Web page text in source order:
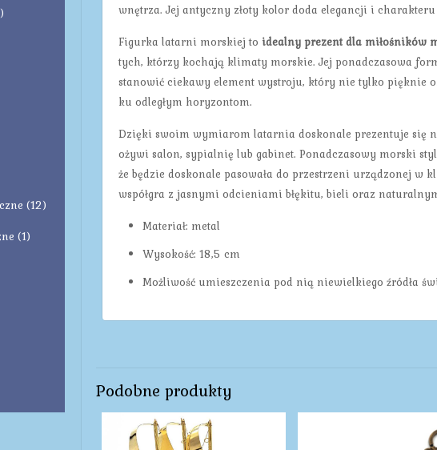
wnętrza. Jej antyczny złoty kolor doda elegancji i
Figurka latarni morskiej to idealny prezent dla miłośników
tych, którzy kochają klimaty morskie. Jej ponadczasowa
stanowić ciekawy element wystroju, który nie tylko pięknie
ku odległym horyzontom.
Dzięki swoim wymiarom latarnia doskonale prezentuje się
ożywi salon, sypialnię lub gabinet. Ponadczasowy morski
że będzie doskonale pasowała do przestrzeni urządzonej
współgra z jasnymi odcieniami błękitu, bieli oraz
Materiał: metal
Wysokość: 18,5 cm
Możliwość umieszczenia pod nią niewielkiego źródła
Podobne produkty
(12)
(1)